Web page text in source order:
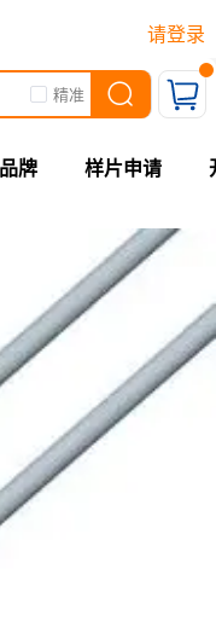
请登录
精准
牌 样片申请